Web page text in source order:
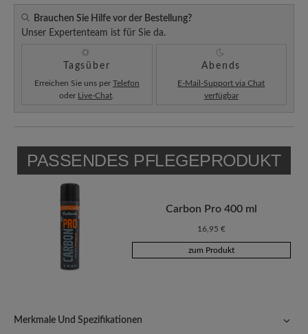
Brauchen Sie Hilfe vor der Bestellung?
Unser Expertenteam ist für Sie da.
Tagsüber
Erreichen Sie uns per Telefon
oder Live-Chat
Abends
E-Mail-Support via Chat
verfügbar
PASSENDES PFLEGEPRODUKT
Carbon Pro 400 ml
16,95 €
zum Produkt
Merkmale Und Spezifikationen